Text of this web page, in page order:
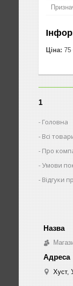
Ціна: 75
1
Головна
Всі
Про
Умови
Відгуки
Хуст,